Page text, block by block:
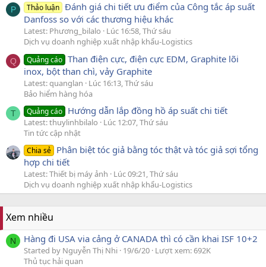
P Thảo luận Đánh giá chi tiết ưu điểm của Công tắc áp suất
Danfoss so với các thương hiệu khác
Latest: Phương_bilalo
Lúc 16:58, Thứ sáu
Dịch vụ doanh nghiệp xuất nhập khẩu-Logistics
Q Quảng cáo Than điện cực, điện cực EDM, Graphite lõi
inox, bột than chì, vảy Graphite
Latest: quanglan
Lúc 16:13, Thứ sáu
Bảo hiểm hàng hóa
T Quảng cáo Hướng dẫn lắp đồng hồ áp suất chi tiết
Latest: thuylinhbilalo
Lúc 12:07, Thứ sáu
Tin tức cập nhật
Chia sẻ Phân biệt tóc giả bằng tóc thật và tóc giả sợi tổng
hợp chi tiết
Latest: Thiết bị máy ảnh
Lúc 09:21, Thứ sáu
Dịch vụ doanh nghiệp xuất nhập khẩu-Logistics
Xem nhiều
N Hàng đi USA via cảng ở CANADA thì có cần khai ISF 10+2
Started by Nguyễn Thị Nhi 19/6/20 Lượt xem: 692K
Thủ tục hải quan